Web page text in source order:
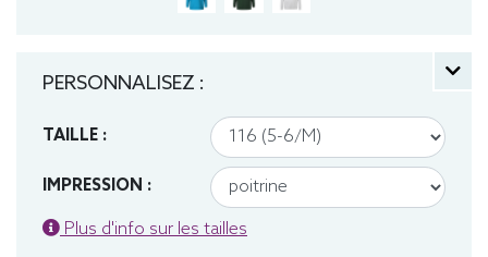
PERSONNALISEZ :
TAILLE :
IMPRESSION :
Plus d'info sur les tailles